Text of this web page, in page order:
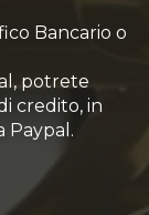
Bancario o
potrete
credito, in
Paypal.